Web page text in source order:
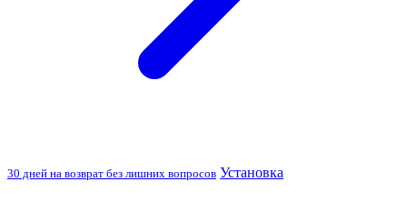
30 дней на возврат без лишних вопросов Установка